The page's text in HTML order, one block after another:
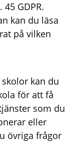
GDPR.
kan du läsa
på vilken
kan du
för att få
som du
eller
övriga frågor